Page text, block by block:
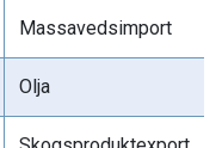
Massavedsimport
Olja